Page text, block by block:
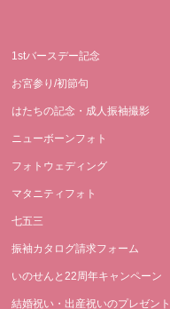
1stバースデー記念
お宮参り/初節句
はたちの記念・成人振袖撮影
ニューボーンフォト
フォトウェディング
マタニティフォト
七五三
振袖カタログ請求フォーム
いのせんと22周年キャンペーン
結婚祝い・出産祝いのプレゼント